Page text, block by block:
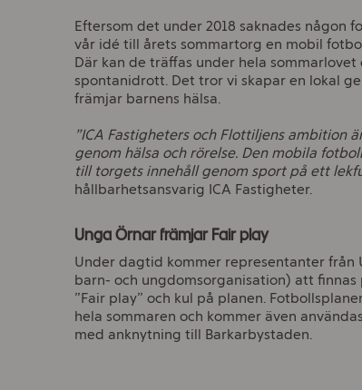
Eftersom det under 2018 saknades någon
vår idé till årets sommartorg en mobil
Där kan de träffas under hela
spontanidrott. Det tror vi skapar en lokal
främjar barnens hälsa.
”ICA Fastigheters och Flottiljens ambition
genom hälsa och rörelse. Den mobila
till torgets innehåll genom sport på ett
hållbarhetsansvarig ICA Fastigheter.
Unga Örnar främjar Fair play
Under dagtid kommer representanter från
barn- och ungdomsorganisation) att
”Fair play” och kul på planen.
hela sommaren och kommer även
med anknytning till Barkarbystaden.